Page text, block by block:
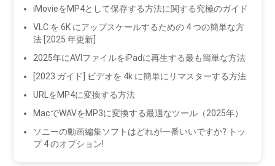
iMovieをMP4として保存する方法に関する究極のガイド
VLC を 6K にアップスケールするための 4 つの簡単な方
法 [2025 年更新]
2025年にAVIファイルをiPadに再生する最も簡単な方法
[2023 ガイド] ビデオを 4k に簡単にリマスターする方法
URLをMP4に変換する方法
MacでWAVをMP3に変換する最適なツール（2025年）
ソニーの動画編集ソフトはどれが一番いいですか? トッ
プ 4 のオプション!